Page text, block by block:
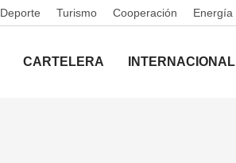
Deporte Turismo Cooperación Energía
CARTELERA INTERNACIONAL